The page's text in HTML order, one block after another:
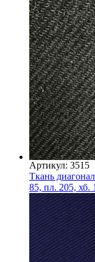
Артикул: 3515
Ткань
85, пл. 205, хб.